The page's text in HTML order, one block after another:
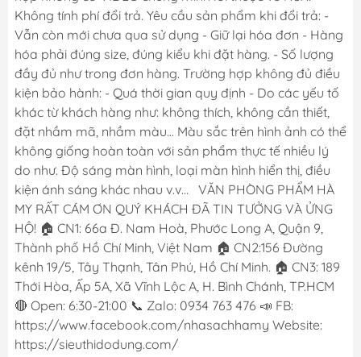
Không tính phí đổi trả. Yêu cầu sản phẩm khi đổi trả: -
Vẫn còn mới chưa qua sử dụng - Giữ lại hóa đơn - Hàng
hóa phải đúng size, đúng kiểu khi đặt hàng. - Số lượng
đầy đủ như trong đơn hàng. Trường hợp không đủ điều
kiện bảo hành: - Quá thời gian quy định - Do các yếu tố
khác từ khách hàng như: không thích, không cần thiết,
đặt nhầm mã, nhầm màu... Màu sắc trên hình ảnh có thể
không giống hoàn toàn với sản phẩm thực tế nhiều lý
do như. Độ sáng màn hình, loại màn hình hiển thị, điều
kiện ánh sáng khác nhau v.v... VĂN PHÒNG PHẨM HÀ
MY RẤT CÁM ƠN QUÝ KHÁCH ĐÃ TIN TƯỞNG VÀ ỬNG
HỘ! 🏠 CN1: 66a Đ. Nam Hoà, Phước Long A, Quận 9,
Thành phố Hồ Chí Minh, Việt Nam 🏠 CN2:156 Đường
kênh 19/5, Tây Thạnh, Tân Phú, Hồ Chí Minh. 🏠 CN3: 189
Thới Hòa, Ấp 5A, Xã Vĩnh Lộc A, H. Bình Chánh, TP.HCM
🔴 Open: 6:30-21:00 📞 Zalo: 0934 763 476 📣 FB:
https://www.facebook.com/nhasachhamy Website:
https://sieuthidodung.com/